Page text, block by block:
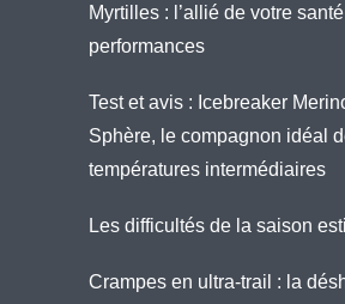
Myrtilles : l’allié de votre
performances
Test et avis : Icebreaker
Sphère, le compagnon idéal
températures intermédiaires
Les difficultés de la saison
Crampes en ultra-trail : la